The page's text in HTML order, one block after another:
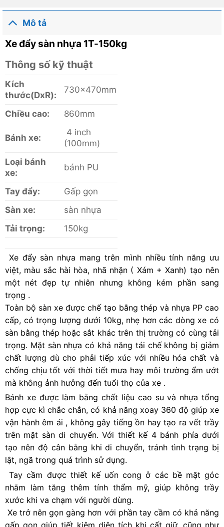
xếp
hạng
sao
hạng
Mô tả
Xe đẩy sàn nhựa 1T-150kg
Thông số kỹ thuật
Kích
thước(DxR):
730x470mm
Chiều cao: 860mm
Bánh xe:
4 inch
(100mm)
Loại bánh
xe:
bánh PU
Tay đẩy:
Gấp gọn
Sàn xe:
sàn nhựa
Tải trọng:
150kg
Xe đẩy sàn nhựa mang trên mình nhiều tính năng ưu
việt, màu sắc hài hòa, nhã nhặn ( Xám + Xanh) tạo nên
một nét đẹp tự nhiên nhưng không kém phần sang
trọng .
Toàn bộ sàn xe được chế tạo bằng thép và nhựa PP cao
cấp, có trọng lượng dưới 10kg, nhẹ hơn các dòng xe có
sàn bằng thép hoặc sắt khác trên thị trường có cùng tải
trọng. Mặt sàn nhựa có khả năng tái chế không bị giảm
chất lượng dù cho phải tiếp xúc với nhiều hóa chất và
chống chịu tốt với thời tiết mưa hay môi trường ẩm ướt
mà không ảnh hưởng đến tuổi thọ của xe .
Bánh xe được làm bằng chất liệu cao su và nhựa tổng
hợp cực kì chắc chắn, có khả năng xoay 360 độ giúp xe
vận hành êm ái , không gây tiếng ồn hay tạo ra vết trầy
trên mặt sàn di chuyển. Với thiết kế 4 bánh phía dưới
tạo nên độ cân bằng khi di chuyển, tránh tình trạng bị
lật, ngã trong quá trình sử dụng.
Tay cầm được thiết kế uốn cong ở các bề mặt góc
nhằm làm tăng thêm tính thẩm mỹ, giúp không trầy
xước khi va chạm với người dùng.
Xe trở nên gọn gàng hơn với phần tay cầm có khả năng